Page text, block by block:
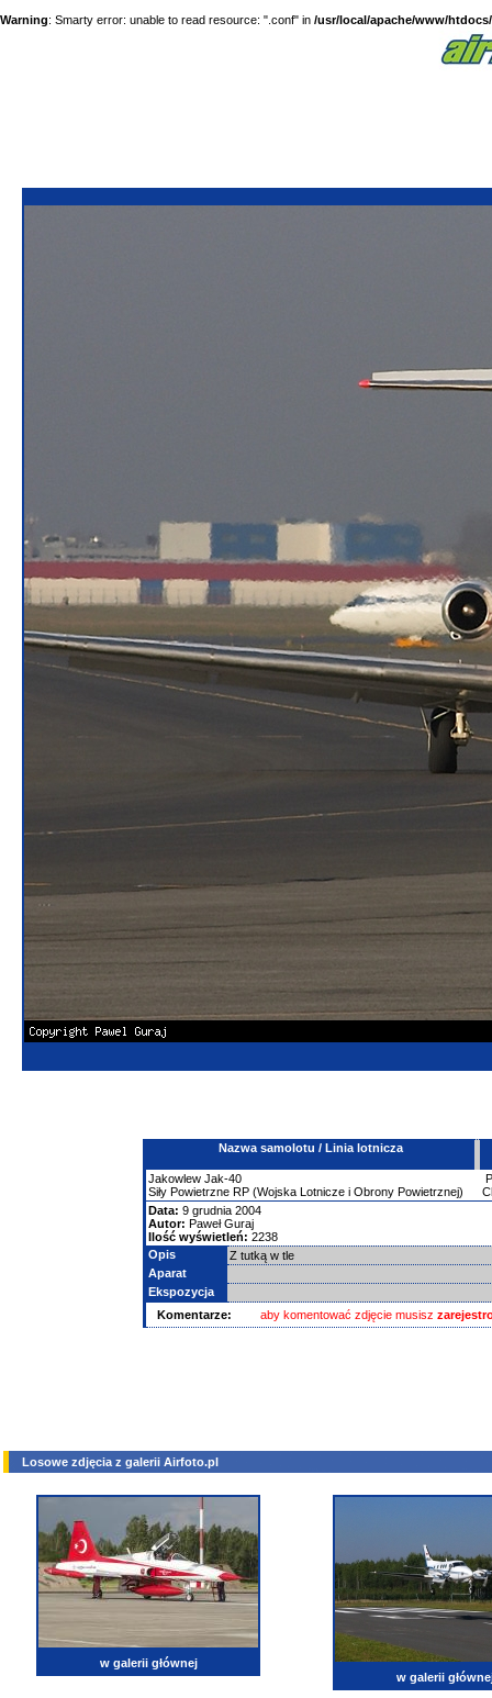
Warning: Smarty error: unable to read resource: ".conf" in /usr/local/apache/www/
Nazwa samolotu / Linia lotnicza
Jakowlew Jak-40
Siły Powietrzne RP (Wojska Lotnicze i Obrony Powietrznej)
Data: 9 grudnia 2004
Autor: Paweł Guraj
Ilość wyświetleń: 2238
Opis
Z tutką w tle
Aparat
Ekspozycja
Komentarze:
aby komentować zdjęcie musisz
Losowe zdjęcia z galerii Airfoto.pl
w galerii głównej
w galerii